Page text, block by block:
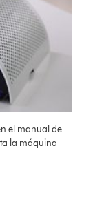
el manual de
la máquina